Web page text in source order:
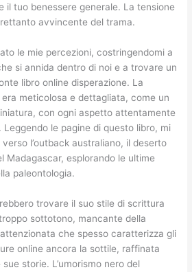
il tuo benessere generale. La tensione
avvincente del trama.
le mie percezioni, costringendomi a
si annida dentro di noi e a trovare un
libro online disperazione. La
meticolosa e dettagliata, come un
con ogni aspetto attentamente
le pagine di questo libro, mi
l’outback australiano, il deserto
Madagascar, esplorando le ultime
paleontologia.
trovare il suo stile di scrittura
sottotono, mancante della
che spesso caratterizza gli
online ancora la sottile, raffinata
storie. L’umorismo nero del